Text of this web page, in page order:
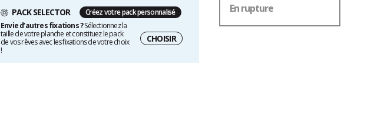
PACK SELECTOR
Créez votre pack personnalisé
Envie d’autres fixations ?Sélectionnez la
taille de votre planche et constituez le pack
de vos rêves avec les fixations de votre choix
!
CHOISIR
En rupture